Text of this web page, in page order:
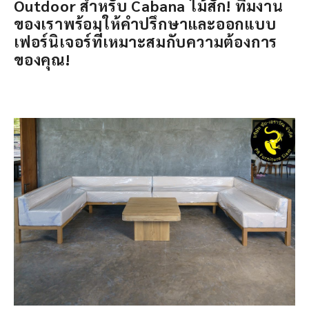
Outdoor สำหรับ Cabana ไม้สัก! ทีมงาน
ของเราพร้อมให้คำปรึกษาและออกแบบ
เฟอร์นิเจอร์ที่เหมาะสมกับความต้องการ
ของคุณ!